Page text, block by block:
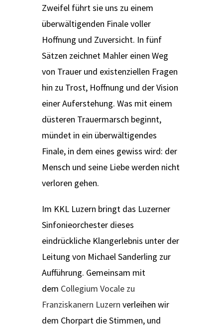
Zweifel führt sie uns zu einem
überwältigenden Finale voller
Hoffnung und Zuversicht. In fünf
Sätzen zeichnet Mahler einen Weg
von Trauer und existenziellen Fragen
hin zu Trost, Hoffnung und der Vision
einer Auferstehung. Was mit einem
düsteren Trauermarsch beginnt,
mündet in ein überwältigendes
Finale, in dem eines gewiss wird: der
Mensch und seine Liebe werden nicht
verloren gehen.
Im KKL Luzern bringt das Luzerner
Sinfonieorchester dieses
eindrückliche Klangerlebnis unter der
Leitung von Michael Sanderling zur
Aufführung. Gemeinsam mit
dem Collegium Vocale zu
Franziskanern Luzern verleihen wir
dem Chorpart die Stimmen, und